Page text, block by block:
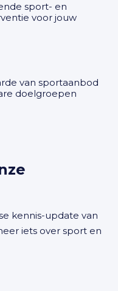
sport- en
voor jouw
van sportaanbod
doelgroepen
kennis-update van
iets over sport en